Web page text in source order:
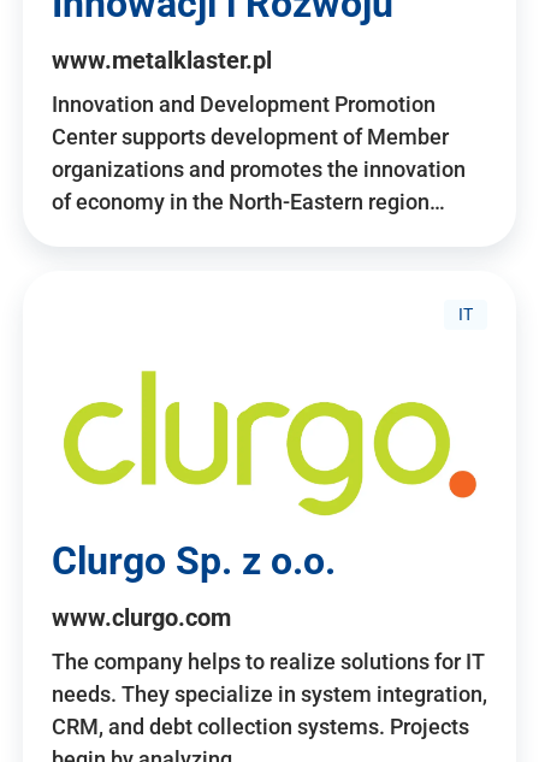
www.metalklaster.pl
Innovation and Development Promotion
Center supports development of Member
organizations and promotes the innovation
of economy in the North-Eastern region…
IT
Clurgo Sp. z o.o.
www.clurgo.com
The company helps to realize solutions for IT
needs. They specialize in system integration,
CRM, and debt collection systems. Projects